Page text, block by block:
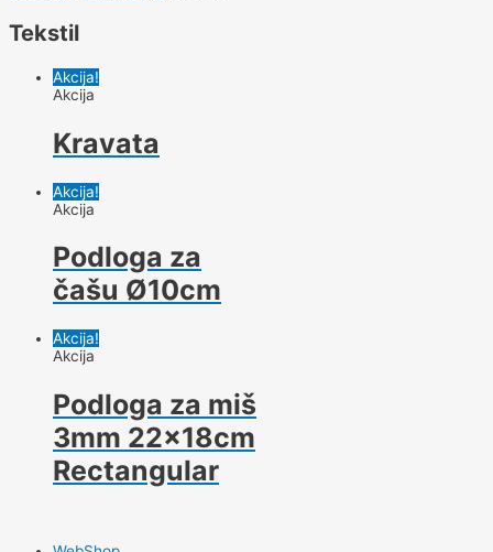
Tekstil
Akcija!
Akcija
Kravata
Akcija!
Akcija
Podloga za
čašu Ø10cm
Akcija!
Akcija
Podloga za miš
3mm 22x18cm
Rectangular